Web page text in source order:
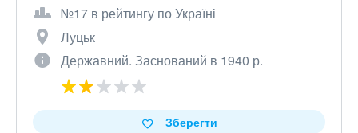
№17 в рейтингу по Україні
Луцьк
Державний. Заснований в 1940 р.
Зберегти